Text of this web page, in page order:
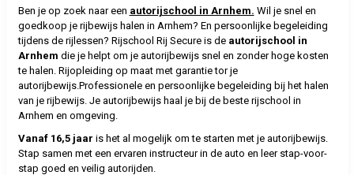
Ben je op zoek naar een autorijschool in Arnhem. Wil je snel en
goedkoop je rijbewijs halen in Arnhem? En persoonlijke begeleiding
tijdens de rijlessen? Rijschool Rij Secure is de autorijschool in
Arnhem die je helpt om je autorijbewijs snel en zonder hoge kosten
te halen. Rijopleiding op maat met garantie tor je
autorijbewijs.Professionele en persoonlijke begeleiding bij het halen
van je rijbewijs. Je autorijbewijs haal je bij de beste rijschool in
Arnhem en omgeving.
Vanaf 16,5 jaar is het al mogelijk om te starten met je autorijbewijs.
Stap samen met een ervaren instructeur in de auto en leer stap-voor-
stap goed en veilig autorijden.